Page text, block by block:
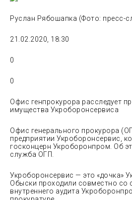
Руслан Рябошапка (Фото: пресс-
21.02.2020, 18:30
0
0
Офис генпрокурора расследует
имущества Укроборонсервиса
Офис генерального прокурора
предприятии Укроборонсервис,
госконцерн Укроборонпром. Об
служба ОГП.
Укроборонсервис — это «дочка»
Обыски проходили совместно со
внутреннего аудита